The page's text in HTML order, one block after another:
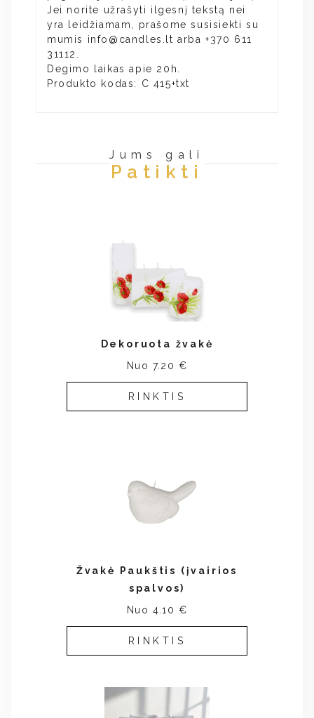
Jei norite užrašyti ilgesnį tekstą nei
yra leidžiamam, prašome susisiekti su
mumis info@candles.lt arba +370 611
31112.
Degimo laikas apie 20h.
Produkto kodas: C 415+txt
Jums gali
Patikti
Dekoruota žvakė
Nuo 7.20 €
RINKTIS
Žvakė Paukštis (įvairios
spalvos)
Nuo 4.10 €
RINKTIS